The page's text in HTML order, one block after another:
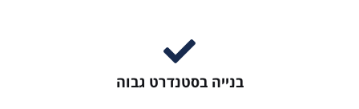
בנייה בסטנדרט גבוה